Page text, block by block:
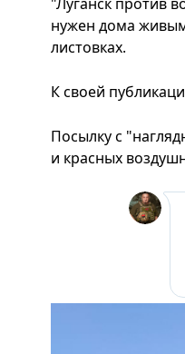
нужен дома
листовках.
К своей
Посылку с
и красных